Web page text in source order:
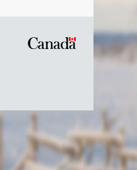
Symbole
Canada